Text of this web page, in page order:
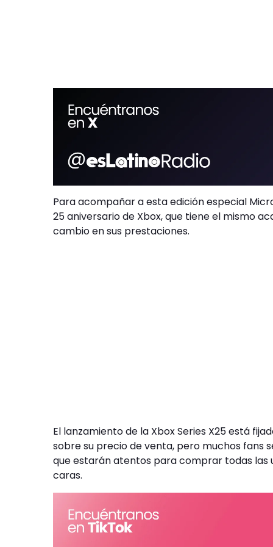
Para acompañar a esta edición especial
25 aniversario de Xbox, que tiene el mismo
cambio en sus prestaciones.
El lanzamiento de la Xbox Series X25 está
sobre su precio de venta, pero muchos fans
que estarán atentos para comprar todas las
caras.